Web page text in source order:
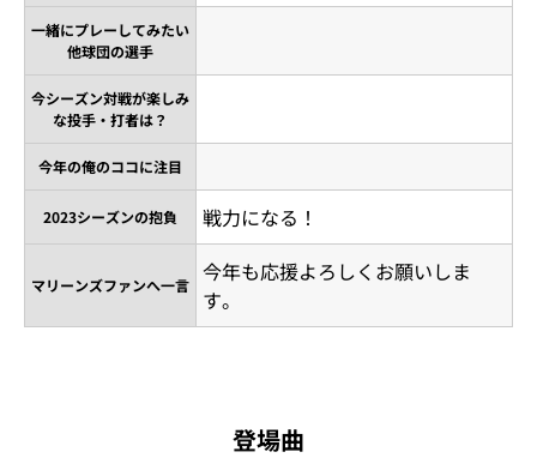
一緒にプレーしてみたい
他球団の選手
今シーズン対戦が楽しみ
な投手・打者は？
今年の俺のココに注目
2023シーズンの抱負 戦力になる！
マリーンズファンへ一言
今年も応援よろしくお願いしま
す。
登場曲